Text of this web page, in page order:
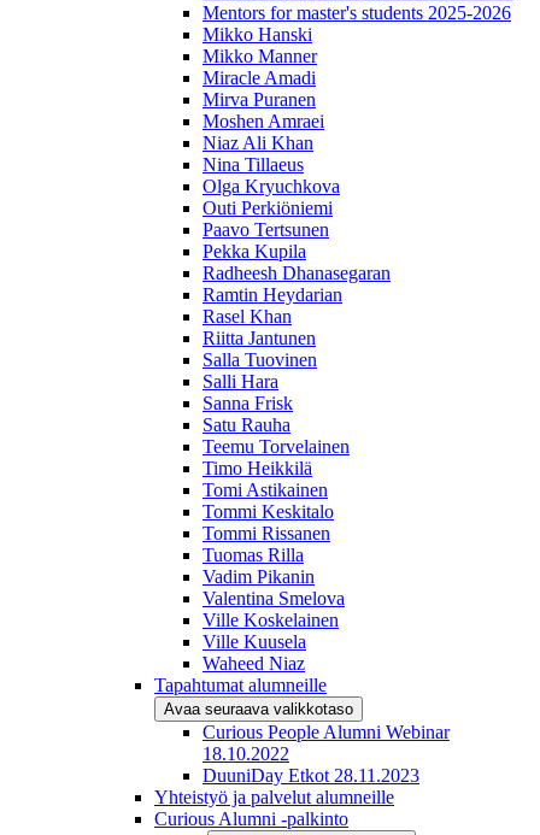
Mentors for master's students 2025-2026
Mikko Hanski
Mikko Manner
Miracle Amadi
Mirva Puranen
Moshen Amraei
Niaz Ali Khan
Nina Tillaeus
Olga Kryuchkova
Outi Perkiöniemi
Paavo Tertsunen
Pekka Kupila
Radheesh Dhanasegaran
Ramtin Heydarian
Rasel Khan
Riitta Jantunen
Salla Tuovinen
Salli Hara
Sanna Frisk
Satu Rauha
Teemu Torvelainen
Timo Heikkilä
Tomi Astikainen
Tommi Keskitalo
Tommi Rissanen
Tuomas Rilla
Vadim Pikanin
Valentina Smelova
Ville Koskelainen
Ville Kuusela
Waheed Niaz
Tapahtumat alumneille
Avaa seuraava valikkotaso
Curious People Alumni Webinar
18.10.2022
DuuniDay Etkot 28.11.2023
Yhteistyö ja palvelut alumneille
Curious Alumni -palkinto